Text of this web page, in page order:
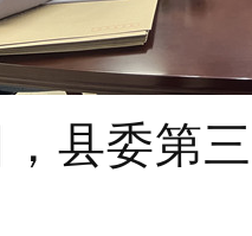
县委第